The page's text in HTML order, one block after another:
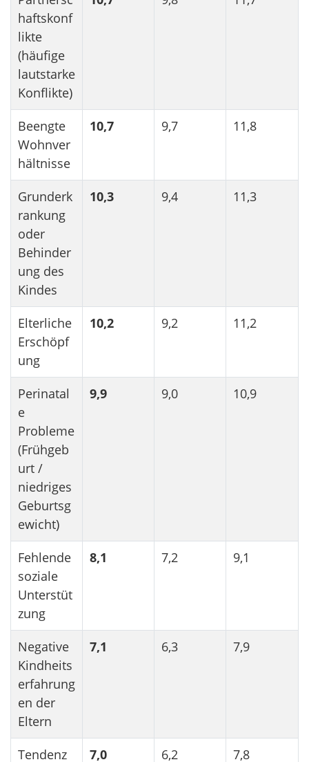
haftskonf
likte
(häufige
lautstarke
Konflikte)
Beengte
Wohnver
hältnisse
10,7 9,7 11,8
Grunderk
rankung
oder
Behinder
ung des
Kindes
10,3 9,4 11,3
Elterliche
Erschöpf
ung
10,2 9,2 11,2
Perinatal
e
Probleme
(Frühgeb
urt /
niedriges
Geburtsg
ewicht)
9,9 9,0 10,9
Fehlende
soziale
Unterstüt
zung
8,1 7,2 9,1
Negative
Kindheits
erfahrung
en der
Eltern
7,1 6,3 7,9
Tendenz
7,0 6,2 7,8